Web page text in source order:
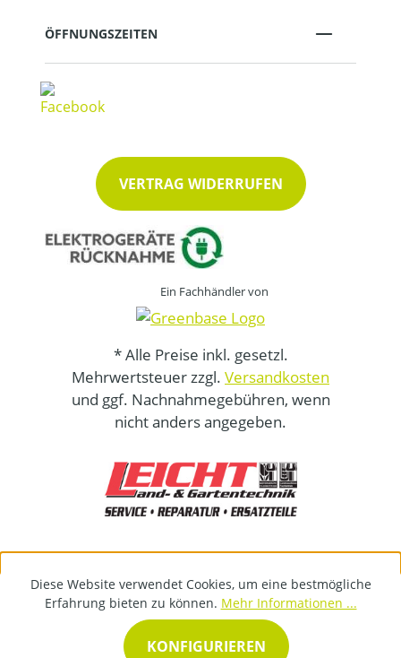
ÖFFNUNGSZEITEN
VERTRAG WIDERRUFEN
Ein Fachhändler von
* Alle Preise inkl. gesetzl.
Mehrwertsteuer zzgl. Versandkosten
und ggf. Nachnahmegebühren, wenn
nicht anders angegeben.
Diese Website verwendet Cookies, um eine bestmögliche
Erfahrung bieten zu können. Mehr Informationen ...
KONFIGURIEREN